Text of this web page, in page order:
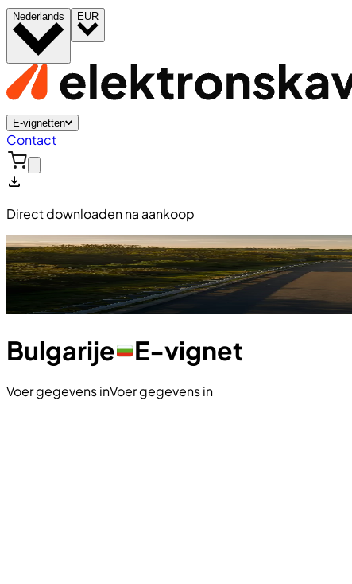
Nederlands EUR
E-vignetten
Contact
Direct downloaden na aankoop
Bulgarije E-vignet
Voer gegevens inVoer gegevens in